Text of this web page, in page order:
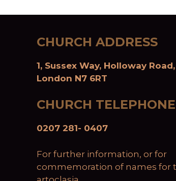
CHURCH ADDRESS
1, Sussex Way, Holloway
London N7 6RT
CHURCH TELEPHONE
0207 281- 0407
For further information, or for
commemoration of names for